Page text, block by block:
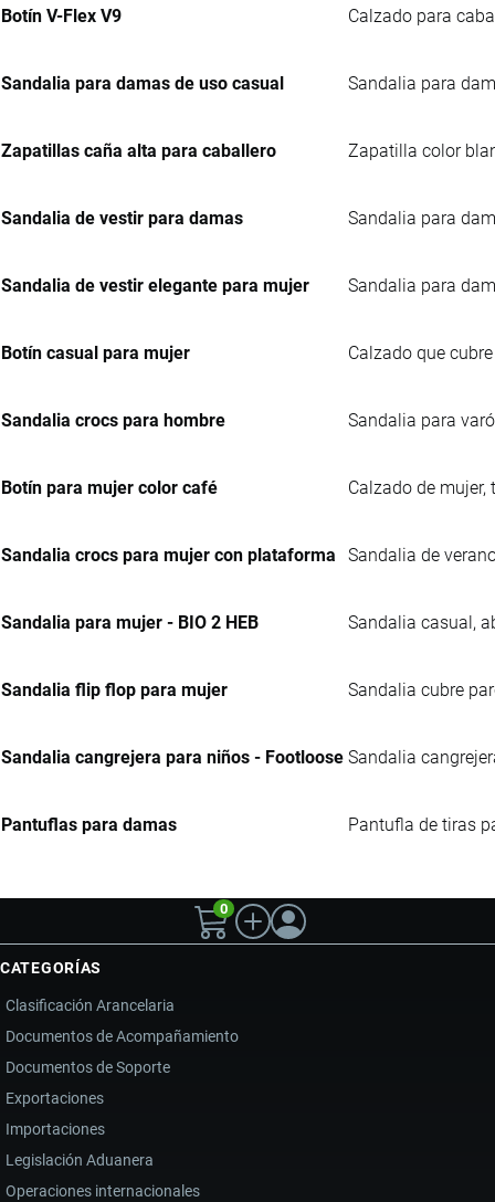
Botín V-Flex V9 Calzado para
Sandalia para damas de uso casual Sandalia para
Zapatillas caña alta para caballero Zapatilla color
Sandalia de vestir para damas Sandalia para
Sandalia de vestir elegante para mujer Sandalia para
Botín casual para mujer Calzado que
Sandalia crocs para hombre Sandalia para
Botín para mujer color café Calzado de
Sandalia crocs para mujer con plataforma Sandalia de
Sandalia para mujer - BIO 2 HEB Sandalia casual,
Sandalia flip flop para mujer Sandalia cubre
Sandalia cangrejera para niños - Footloose Sandalia
Pantuflas para damas Pantufla de tiras
0
CATEGORÍAS
Clasificación Arancelaria
Documentos de Acompañamiento
Documentos de Soporte
Exportaciones
Importaciones
Legislación Aduanera
Operaciones internacionales